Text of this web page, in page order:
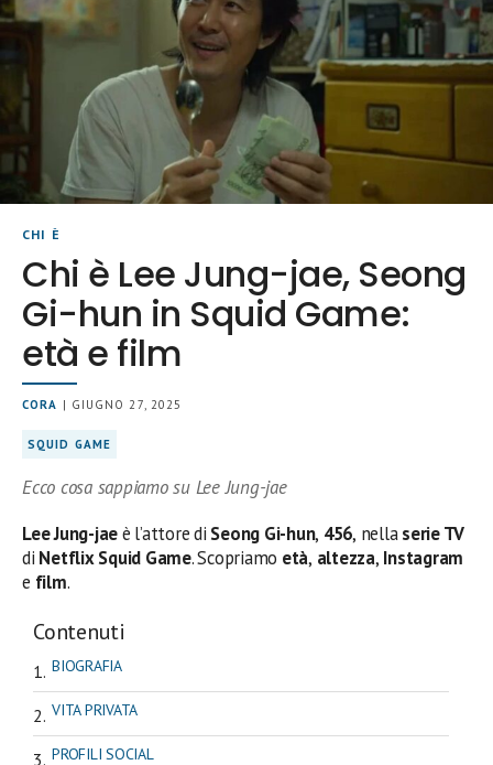
CHI È
Chi è Lee Jung-jae, Seong
Gi-hun in Squid Game:
età e film
CORA | GIUGNO 27, 2025
SQUID GAME
Ecco cosa sappiamo su Lee Jung-jae
Lee Jung-jaeè l’attore di Seong Gi-hun, 456, nellaserie TV
di Netflix Squid Game. Scopriamo età, altezza, Instagram
e film.
Contenuti
BIOGRAFIA
VITA PRIVATA
PROFILI SOCIAL